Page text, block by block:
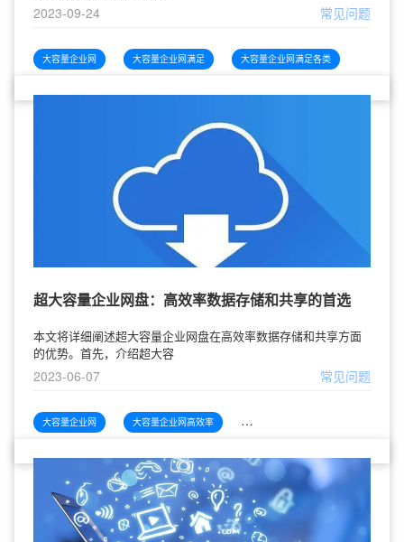
2023-09-24 常见问题
大容量企业网 大容量企业网满足 大容量企业网满足各类
超大容量企业网盘：高效率数据存储和共享的首选
本文将详细阐述超大容量企业网盘在高效率数据存储和共享方面
的优势。首先，介绍超大容
2023-06-07 常见问题
大容量企业网 大容量企业网高效率 大容量企业网高效率数据